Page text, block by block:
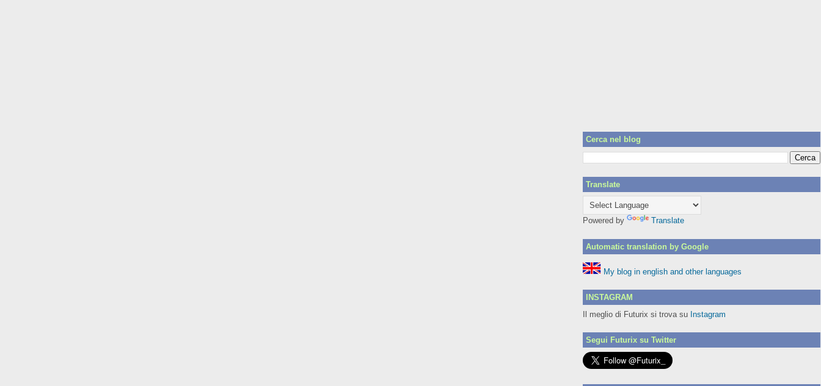
Cerca nel blog
Translate
Powered by Translate
Automatic translation by Google
My blog in english and other languages
INSTAGRAM
Il meglio di Futurix si trova su Instagram
Segui Futurix su Twitter